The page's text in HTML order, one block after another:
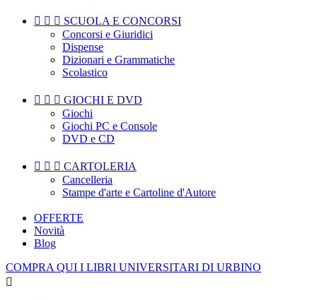
   SCUOLA E CONCORSI
Concorsi e Giuridici
Dispense
Dizionari e Grammatiche
Scolastico
   GIOCHI E DVD
Giochi
Giochi PC e Console
DVD e CD
   CARTOLERIA
Cancelleria
Stampe d'arte e Cartoline d'Autore
OFFERTE
Novità
Blog
COMPRA QUI I LIBRI UNIVERSITARI DI URBINO
